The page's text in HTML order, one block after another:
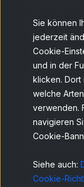
Sie können
jederzeit
Cookie-
und in der
klicken. Dort
welche
verwenden.
navigieren
Cookie-
Siehe auch:
Cookie-
Daten
(Umfrage)
und die
Mit Ad-